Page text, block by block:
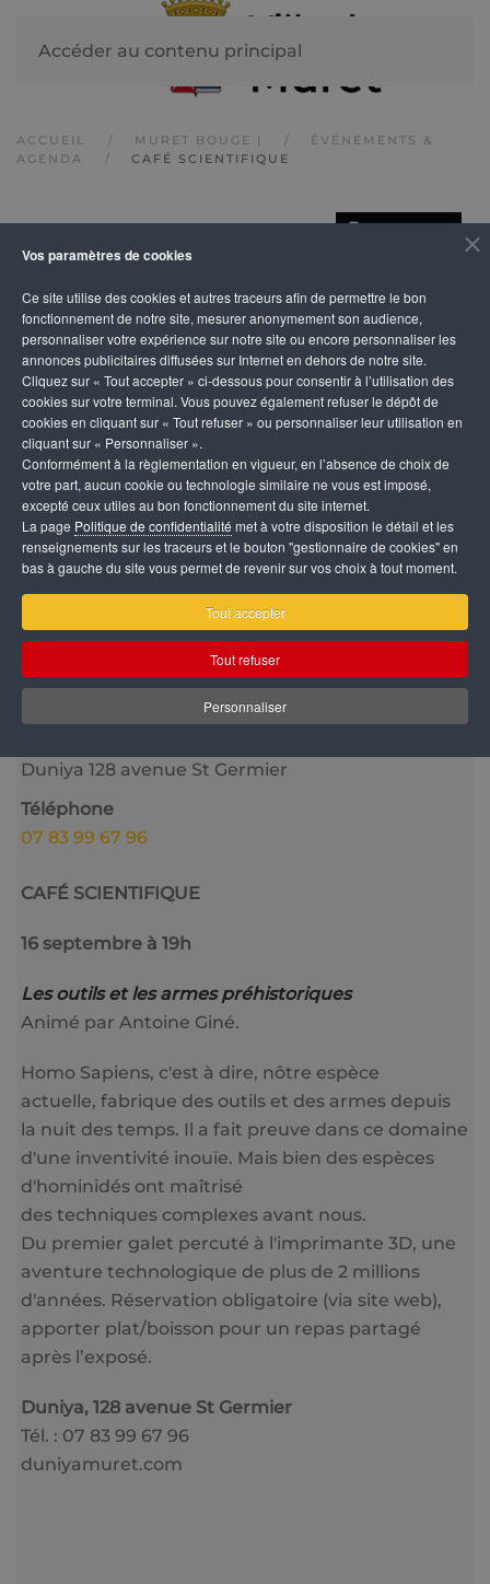
Vos paramètres de cookies
Ce site utilise des cookies et autres traceurs afin de permettre le bon
fonctionnement de notre site, mesurer anonymement son audience,
personnaliser votre expérience sur notre site ou encore personnaliser les
annonces publicitaires diffusées sur Internet en dehors de notre site.
Cliquez sur « Tout accepter » ci-dessous pour consentir à l’utilisation des
cookies sur votre terminal. Vous pouvez également refuser le dépôt de
cookies en cliquant sur « Tout refuser » ou personnaliser leur utilisation en
cliquant sur « Personnaliser ».
Conformément à la règlementation en vigueur, en l’absence de choix de
votre part, aucun cookie ou technologie similaire ne vous est imposé,
excepté ceux utiles au bon fonctionnement du site internet.
La page Politique de confidentialité met à votre disposition le détail et les
renseignements sur les traceurs et le bouton "gestionnaire de cookies" en
bas à gauche du site vous permet de revenir sur vos choix à tout moment.
Tout accepter
Tout refuser
Personnaliser
Accéder au contenu principal
ACCUEIL MURET BOUGE |
ÉVÉNEMENTS &
AGENDA
CAFÉ SCIENTIFIQUE
Café scientifique
Vie culturelle
Date
Duniya 128 avenue St Germier
Téléphone
07 83 99 67 96
CAFÉ SCIENTIFIQUE
16 septembre à 19h
Les outils et les armes préhistoriques
Animé par Antoine Giné.
Homo Sapiens, c'est à dire, nôtre espèce
actuelle, fabrique des outils et des armes depuis
la nuit des temps. Il a fait preuve dans ce domaine
d'une inventivité inouïe. Mais bien des espèces
d'hominidés ont maîtrisé
des techniques complexes avant nous.
Du premier galet percuté à l'imprimante 3D, une
aventure technologique de plus de 2 millions
d'années. Réservation obligatoire (via site web),
apporter plat/boisson pour un repas partagé
après l’exposé.
Duniya, 128 avenue St Germier
Tél. : 07 83 99 67 96
duniyamuret.com